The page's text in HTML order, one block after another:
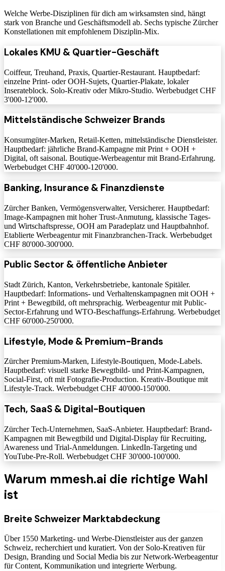
Welche Werbe-Disziplinen für dich am wirksamsten sind, hängt
stark von Branche und Geschäftsmodell ab. Sechs typische Zürcher
Konstellationen mit empfohlenem Disziplin-Mix.
Lokales KMU & Quartier-Geschäft
Coiffeur, Treuhand, Praxis, Quartier-Restaurant. Hauptbedarf:
einzelne Print- oder OOH-Sujets, Quartier-Plakate, lokaler
Inserateblock. Solo-Kreativ oder Mikro-Studio. Werbebudget CHF
3'000-12'000.
Mittelständische Schweizer Brands
Konsumgüter-Marken, Retail-Ketten, mittelständische Dienstleister.
Hauptbedarf: jährliche Brand-Kampagne mit Print + OOH +
Digital, oft saisonal. Boutique-Werbeagentur mit Brand-Erfahrung.
Werbebudget CHF 40'000-120'000.
Banking, Insurance & Finanzdienste
Zürcher Banken, Vermögensverwalter, Versicherer. Hauptbedarf:
Image-Kampagnen mit hoher Trust-Anmutung, klassische Tages-
und Wirtschaftspresse, OOH am Paradeplatz und Hauptbahnhof.
Etablierte Werbeagentur mit Finanzbranchen-Track. Werbebudget
CHF 80'000-300'000.
Public Sector & öffentliche Anbieter
Stadt Zürich, Kanton, Verkehrsbetriebe, kantonale Spitäler.
Hauptbedarf: Informations- und Verhaltenskampagnen mit OOH +
Print + Bewegtbild, oft mehrsprachig. Werbeagentur mit Public-
Sector-Erfahrung und WTO-Beschaffungs-Erfahrung. Werbebudget
CHF 60'000-250'000.
Lifestyle, Mode & Premium-Brands
Zürcher Premium-Marken, Lifestyle-Boutiquen, Mode-Labels.
Hauptbedarf: visuell starke Bewegtbild- und Print-Kampagnen,
Social-First, oft mit Fotografie-Production. Kreativ-Boutique mit
Lifestyle-Track. Werbebudget CHF 40'000-150'000.
Tech, SaaS & Digital-Boutiquen
Zürcher Tech-Unternehmen, SaaS-Anbieter. Hauptbedarf: Brand-
Kampagnen mit Bewegtbild und Digital-Display für Recruiting,
Awareness und Trial-Anmeldungen. LinkedIn-Targeting und
YouTube-Pre-Roll. Werbebudget CHF 30'000-100'000.
Warum mmesh.ai die richtige Wahl
ist
Breite Schweizer Marktabdeckung
Über 1550 Marketing- und Werbe-Dienstleister aus der ganzen
Schweiz, recherchiert und kuratiert. Von der Solo-Kreativen für
Design, Branding und Social Media bis zur Network-Werbeagentur
für Content, Kommunikation und integrierte Werbung.